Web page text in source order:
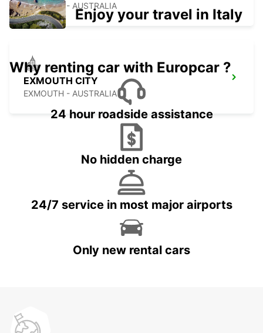
EXMOUTH - AUSTRALIA
EXMOUTH CITY
EXMOUTH - AUSTRALIA
Enjoy your travel in Italy
Why renting car with Europcar ?
24 hour roadside assistance
No hidden charge
24/7 service in most major airports
Only new rental cars